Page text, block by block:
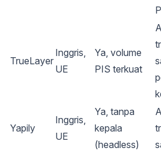
TrueLayer
Inggris,
UE
Ya, volume
PIS terkuat
Yapily
Inggris,
UE
Ya, tanpa
kepala
(headless)